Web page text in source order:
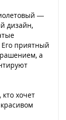
—
дизайн,
приятный
а
хочет